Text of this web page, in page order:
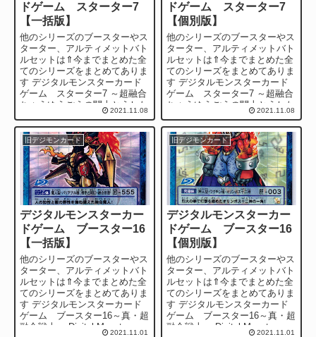
ドゲーム スターター7
【一括版】
他のシリーズのブースターやス
ターター、アルティメットバト
ルセットは⇑今までまとめた全
てのシリーズをまとめてありま
す デジタルモンスターカード
ゲーム スターター7 ～超融合
ちょうゆうごうの闘士とうした
2021.11.08
ドゲーム スターター7
【個別版】
他のシリーズのブースターやス
ターター、アルティメットバト
ルセットは⇑今までまとめた全
てのシリーズをまとめてありま
す デジタルモンスターカード
ゲーム スターター7 ～超融合
ちょうゆうごうの闘士とうした
2021.11.08
旧デジモンカード
デジタルモンスターカー
ドゲーム ブースター16
【一括版】
他のシリーズのブースターやス
ターター、アルティメットバト
ルセットは⇑今までまとめた全
てのシリーズをまとめてありま
す デジタルモンスターカード
ゲーム ブースター16～真・超
融合戦士～ Digital Monster
2021.11.01
旧デジモンカード
デジタルモンスターカー
ドゲーム ブースター16
【個別版】
他のシリーズのブースターやス
ターター、アルティメットバト
ルセットは⇑今までまとめた全
てのシリーズをまとめてありま
す デジタルモンスターカード
ゲーム ブースター16～真・超
融合戦士～ Digital Monster
2021.11.01